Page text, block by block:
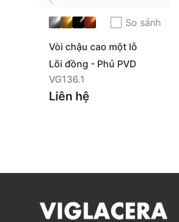
trộn nước
Linh kiện (Đai ốc,
gioăng, tay gạt, dây
sen, bát sen, cần sen,
bộ chuyển sen, đầu
vòi,...)
So sánh
Vòi chậu cao một lỗ
VG136.1
Lõi đồng - Phủ PVD
VG136.1
Liên hệ